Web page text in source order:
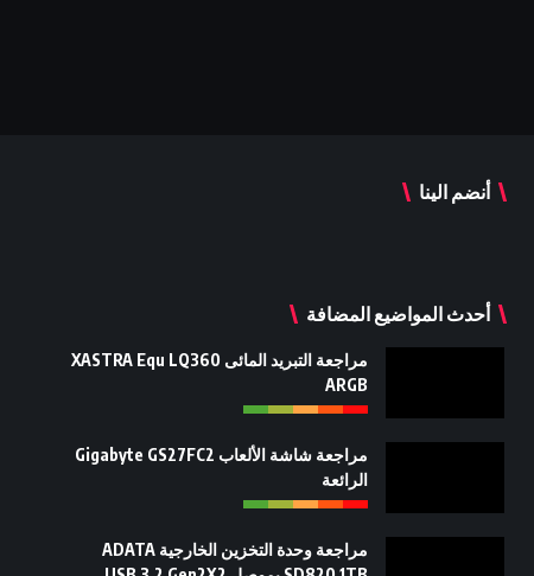
أنضم الينا
أحدث المواضيع المضافة
مراجعة التبريد المائى XASTRA Equ LQ360
ARGB
مراجعة شاشة الألعاب Gigabyte GS27FC2
الرائعة
مراجعة وحدة التخزين الخارجية ADATA